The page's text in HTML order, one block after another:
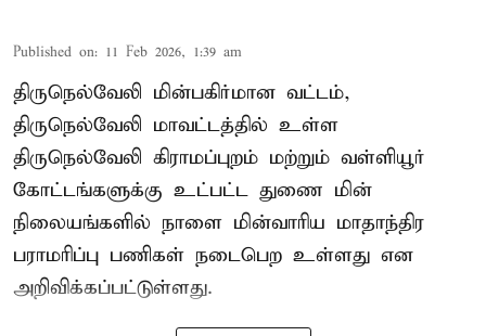
Published on: 11 Feb 2026, 1:39 am
திருநெல்வேலி மின்பகிர்மான வட்டம்,
திருநெல்வேலி மாவட்டத்தில் உள்ள
திருநெல்வேலி கிராமப்புறம் மற்றும் வள்ளியூர்
கோட்டங்களுக்கு உட்பட்ட துணை மின்
நிலையங்களில் நாளை மின்வாரிய மாதாந்திர
பராமரிப்பு பணிகள் நடைபெற உள்ளது என
அறிவிக்கப்பட்டுள்ளது.